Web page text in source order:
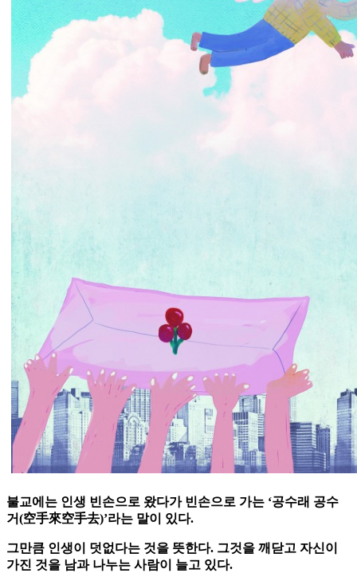
불교에는 인생 빈손으로 왔다가 빈손으로 가는 ‘공수래 공수
거(空手來空手去)’라는 말이 있다.
그만큼 인생이 덧없다는 것을 뜻한다. 그것을 깨닫고 자신이
가진 것을 남과 나누는 사람이 늘고 있다.